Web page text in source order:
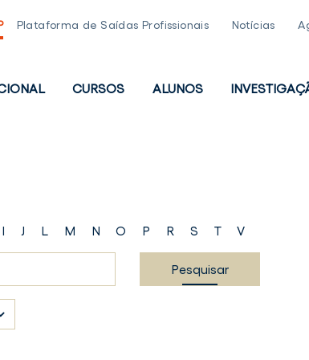
Plataforma de Saídas Profissionais Notícias
CURSOS ALUNOS
I J L M N O P R S T V
Pesquisar